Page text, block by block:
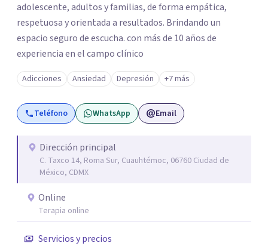
adolescente, adultos y familias, de forma empática,
respetuosa y orientada a resultados. Brindando un
espacio seguro de escucha. con más de 10 años de
experiencia en el campo clínico
Adicciones Ansiedad Depresión +7 más
Teléfono WhatsApp Email
Dirección principal
C. Taxco 14, Roma Sur, Cuauhtémoc, 06760 Ciudad de
México, CDMX
Online
Terapia online
Servicios y precios